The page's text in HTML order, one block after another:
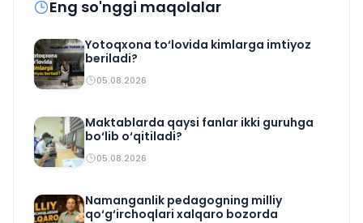
Eng so'nggi maqolalar
Yotoqxona to‘lovida kimlarga imtiyoz
beriladi?
05.08.2026
Maktablarda qaysi fanlar ikki guruhga
bo‘lib o‘qitiladi?
05.08.2026
Namanganlik pedagogning milliy
qo‘g‘irchoqlari xalqaro bozorda